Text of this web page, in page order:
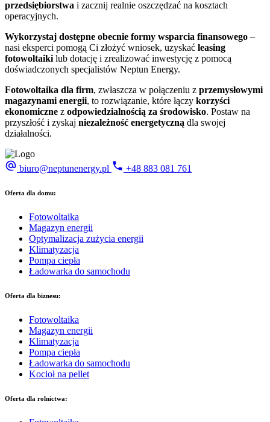
przedsiębiorstwa i zacznij realnie oszczędzać na kosztach
operacyjnych.
Wykorzystaj dostępne obecnie formy wsparcia finansowego –
nasi eksperci pomogą Ci złożyć wniosek, uzyskać leasing
fotowoltaiki lub dotację i zrealizować inwestycję z pomocą
doświadczonych specjalistów Neptun Energy.
Fotowoltaika dla firm, zwłaszcza w połączeniu z przemysłowymi
magazynami energii, to rozwiązanie, które łączy korzyści
ekonomiczne z odpowiedzialnością za środowisko. Postaw na
przyszłość i zyskaj niezależność energetyczną dla swojej
działalności.
biuro@neptunenergy.pl +48 883 081 761
Oferta dla domu:
Fotowoltaika
Magazyn energii
Optymalizacja zużycia energii
Klimatyzacja
Pompa ciepła
Ładowarka do samochodu
Oferta dla biznesu:
Fotowoltaika
Magazyn energii
Klimatyzacja
Pompa ciepła
Ładowarka do samochodu
Kocioł na pellet
Oferta dla rolnictwa: